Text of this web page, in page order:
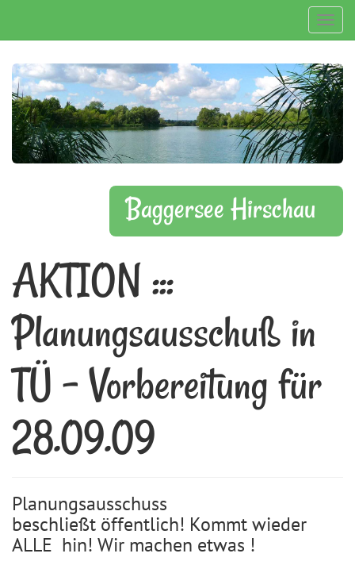
Baggersee Hirschau
AKTION :::
Planungsausschuß in
TÜ - Vorbereitung für
28.09.09
Planungsausschuss
beschließt öffentlich! Kommt wieder
ALLE hin! Wir machen etwas !